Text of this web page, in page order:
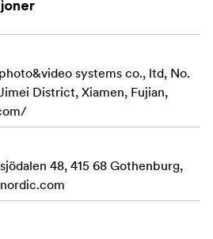
systems co., ltd, No.
District, Xiamen, Fujian,
48, 415 68 Gothenburg,